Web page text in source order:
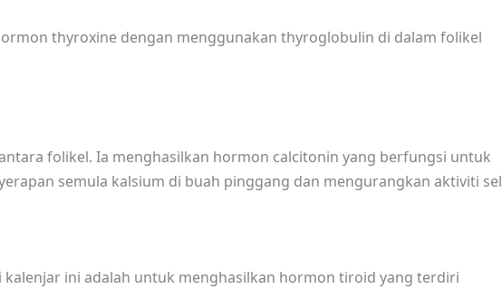
thyroxine dengan menggunakan thyroglobulin di dalam folikel
folikel. Ia menghasilkan hormon calcitonin yang berfungsi untuk
semula kalsium di buah pinggang dan mengurangkan aktiviti sel
kalenjar ini adalah untuk menghasilkan hormon tiroid yang terdiri